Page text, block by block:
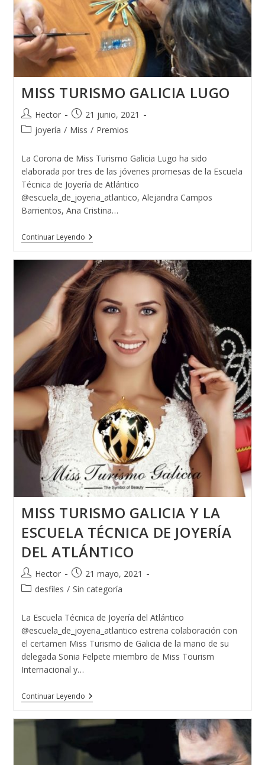
MISS TURISMO GALICIA LUGO
Autor
de
Hector
Publicación
de
21 junio, 2021
Categoría
la
entrada:
joyería / Miss / Premios
La Corona de Miss Turismo Galicia Lugo ha sido
elaborada por tres de las jóvenes promesas de la Escuela
Técnica de Joyería de Atlántico
@escuela_de_joyeria_atlantico, Alejandra Campos
Barrientos, Ana Cristina…
Continuar LeyendoMISS
TURISMO
LUGO
MISS TURISMO GALICIA Y LA
ESCUELA TÉCNICA DE JOYERÍA
DEL ATLÁNTICO
Autor
de
Hector
Publicación
de
21 mayo, 2021
Categoría
la
entrada:
desfiles / Sin categoría
La Escuela Técnica de Joyería del Atlántico
@escuela_de_joyeria_atlantico estrena colaboración con
el certamen Miss Turismo de Galicia de la mano de su
delegada Sonia Felpete miembro de Miss Tourism
Internacional y…
Continuar LeyendoMISS
TURISMO
Y
TÉCNICA
DE